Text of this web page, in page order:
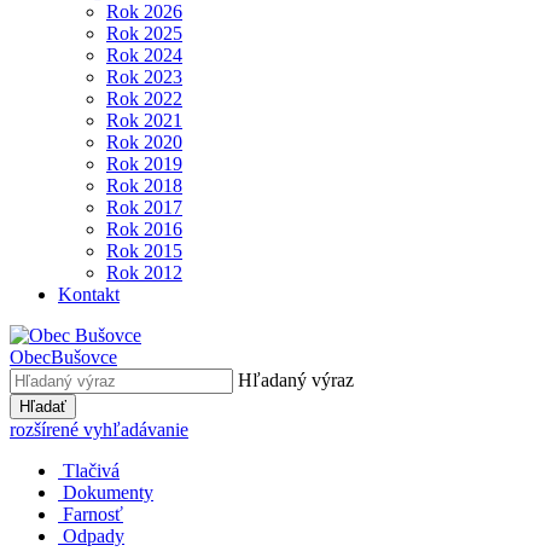
Rok 2026
Rok 2025
Rok 2024
Rok 2023
Rok 2022
Rok 2021
Rok 2020
Rok 2019
Rok 2018
Rok 2017
Rok 2016
Rok 2015
Rok 2012
Kontakt
ObecBušovce
Hľadaný výraz
Hľadať
rozšírené vyhľadávanie
Tlačivá
Dokumenty
Farnosť
Odpady